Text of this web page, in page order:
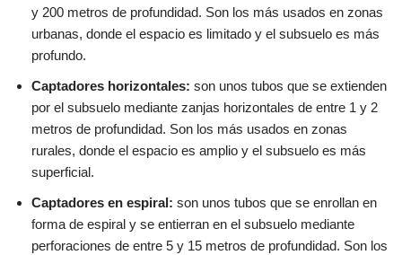
y 200 metros de profundidad. Son los más usados en zonas
urbanas, donde el espacio es limitado y el subsuelo es más
profundo.
Captadores horizontales: son unos tubos que se extienden
por el subsuelo mediante zanjas horizontales de entre 1 y 2
metros de profundidad. Son los más usados en zonas
rurales, donde el espacio es amplio y el subsuelo es más
superficial.
Captadores en espiral: son unos tubos que se enrollan en
forma de espiral y se entierran en el subsuelo mediante
perforaciones de entre 5 y 15 metros de profundidad. Son los